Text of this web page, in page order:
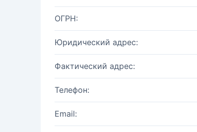
ОГРН:
Юридический адрес:
Фактический адрес:
Телефон:
Email: